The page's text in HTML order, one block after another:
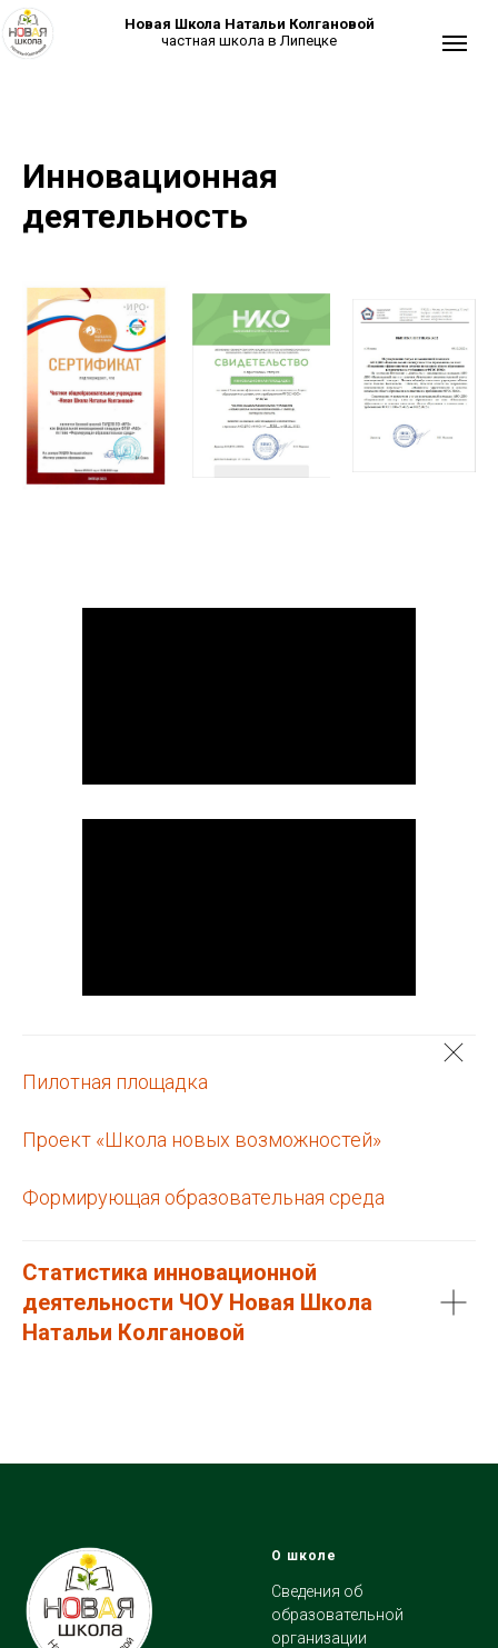
Новая Школа Натальи Колгановой
частная школа в Липецке
+7
Инновационная
деятельность
Пилотная площадка
Проект «Школа новых возможностей»
Формирующая образовательная среда
Статистика инновационной
деятельности ЧОУ Новая Школа
Натальи Колгановой
О школе
Сведения об
образовательной
организации